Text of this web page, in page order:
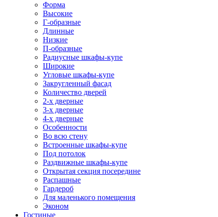
Форма
Высокие
Г-образные
Длинные
Низкие
П-образные
Радиусные шкафы-купе
Широкие
Угловые шкафы-купе
Закругленный фасад
Количество дверей
2-х дверные
3-х дверные
4-х дверные
Особенности
Во всю стену
Встроенные шкафы-купе
Под потолок
Раздвижные шкафы-купе
Открытая секция посередине
Распашные
Гардероб
Для маленького помещения
Эконом
Гостиные